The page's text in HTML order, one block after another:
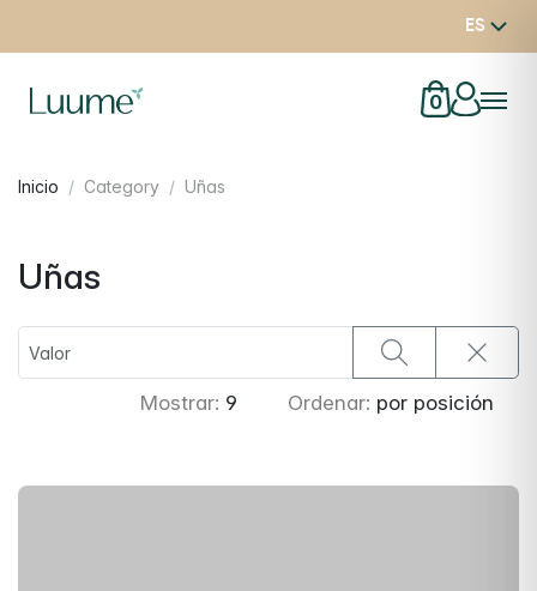
ES
0
Inicio Category Uñas
Uñas
Mostrar: 9 Ordenar: por posición